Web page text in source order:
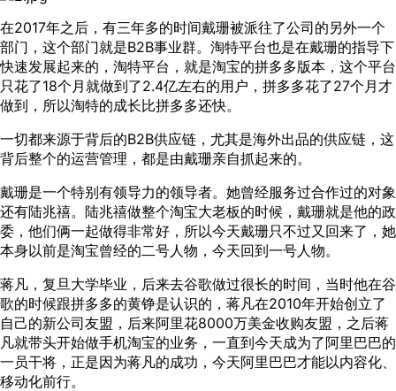
在2017年之后，有三年多的时间戴珊被派往了公司的另外一个
部门，这个部门就是B2B事业群。淘特平台也是在戴珊的指导下
快速发展起来的，淘特平台，就是淘宝的拼多多版本，这个平台
只花了18个月就做到了2.4亿左右的用户，拼多多花了27个月才
做到，所以淘特的成长比拼多多还快。
一切都来源于背后的B2B供应链，尤其是海外出品的供应链，这
背后整个的运营管理，都是由戴珊亲自抓起来的。
戴珊是一个特别有领导力的领导者。她曾经服务过合作过的对象
还有陆兆禧。陆兆禧做整个淘宝大老板的时候，戴珊就是他的政
委，他们俩一起做得非常好，所以今天戴珊只不过又回来了，她
本身以前是淘宝曾经的二号人物，今天回到一号人物。
蒋凡，复旦大学毕业，后来去谷歌做过很长的时间，当时他在谷
歌的时候跟拼多多的黄铮是认识的，蒋凡在2010年开始创立了
自己的新公司友盟，后来阿里花8000万美金收购友盟，之后蒋
凡就带头开始做手机淘宝的业务，一直到今天成为了阿里巴巴的
一员干将，正是因为蒋凡的成功，今天阿里巴巴才能以内容化、
移动化前行。